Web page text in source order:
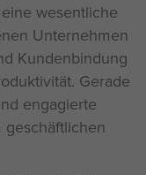
wesentliche
Unternehmen
Kundenbindung
Gerade
engagierte
geschäftlichen